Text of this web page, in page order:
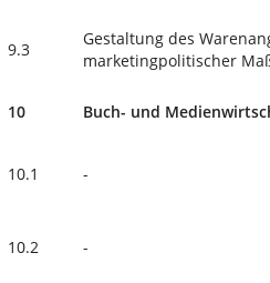
9.3
Gestaltung des
marketingpolitischer
10 Buch- und
10.1 -
10.2 -